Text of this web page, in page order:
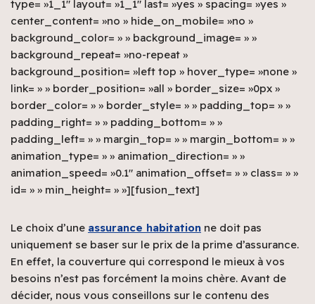
type= »1_1″ layout= »1_1″ last= »yes » spacing= »yes »
center_content= »no » hide_on_mobile= »no »
background_color= » » background_image= » »
background_repeat= »no-repeat »
background_position= »left top » hover_type= »none »
link= » » border_position= »all » border_size= »0px »
border_color= » » border_style= » » padding_top= » »
padding_right= » » padding_bottom= » »
padding_left= » » margin_top= » » margin_bottom= » »
animation_type= » » animation_direction= » »
animation_speed= »0.1″ animation_offset= » » class= » »
id= » » min_height= » »][fusion_text]
Le choix d’une assurance habitation ne doit pas
uniquement se baser sur le prix de la prime d’assurance.
En effet, la couverture qui correspond le mieux à vos
besoins n’est pas forcément la moins chère. Avant de
décider, nous vous conseillons sur le contenu des